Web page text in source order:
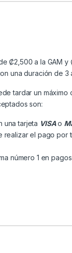
₡2,500 a la GAM
una duración de
tardar un
son:
una tarjeta VISAo
realizar el pago
número 1 en